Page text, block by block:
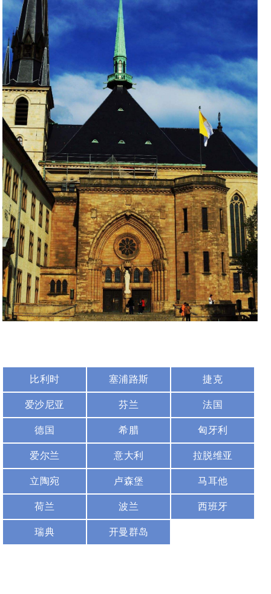
比利时 塞浦路斯 捷克
爱沙尼亚 芬兰 法国
德国 希腊 匈牙利
爱尔兰 意大利 拉脱维亚
立陶宛 卢森堡 马耳他
荷兰 波兰 西班牙
瑞典 开曼群岛